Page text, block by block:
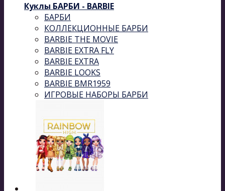
Куклы БАРБИ - BARBIE
БАРБИ
КОЛЛЕКЦИОННЫЕ БАРБИ
BARBIE THE MOVIE
BARBIE EXTRA FLY
BARBIE EXTRA
BARBIE LOOKS
BARBIE BMR1959
ИГРОВЫЕ НАБОРЫ БАРБИ